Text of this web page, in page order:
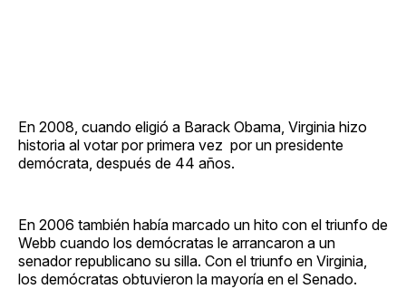
En 2008, cuando eligió a Barack Obama, Virginia hizo
historia al votar por primera vez por un presidente
demócrata, después de 44 años.
En 2006 también había marcado un hito con el triunfo de
Webb cuando los demócratas le arrancaron a un
senador republicano su silla. Con el triunfo en Virginia,
los demócratas obtuvieron la mayoría en el Senado.